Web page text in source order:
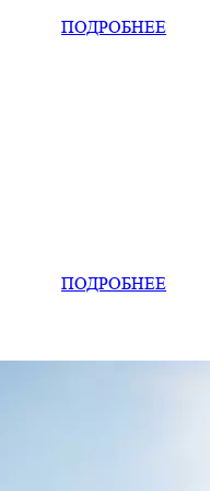
ПОДРОБНЕЕ
ПОДРОБНЕЕ